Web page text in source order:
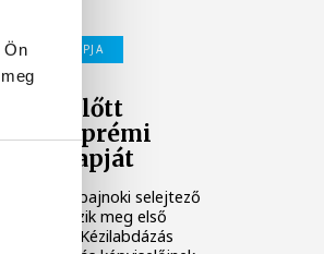
Ön
NAPJA
előtt
Veszprémi
Napját
a férfi világbajnoki selejtező
rendezik meg első
Kézilabdázás